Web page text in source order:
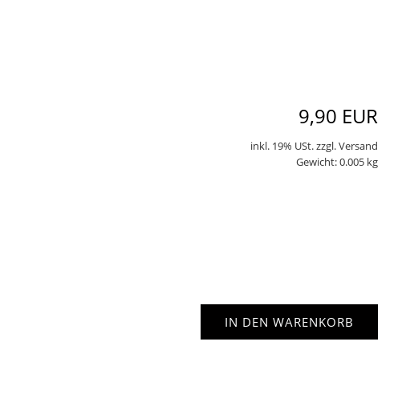
9,90 EUR
inkl. 19% USt. zzgl. Versand
Gewicht: 0.005 kg
IN DEN WARENKORB